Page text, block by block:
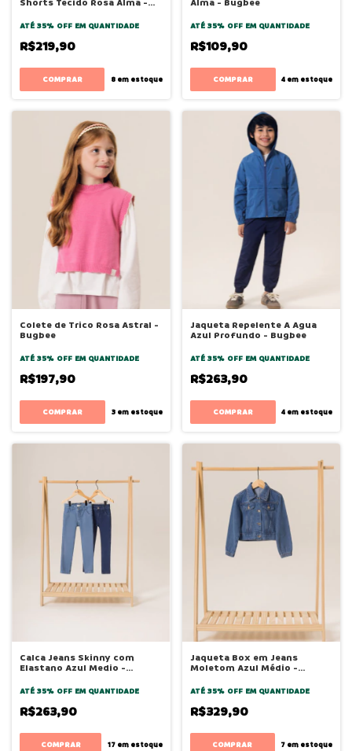
Shorts Tecido Rosa Alma -
ATÉ 35% OFF EM QUANTIDADE
R$219,90
COMPRAR 8em estoque
Alma - Bugbee
ATÉ 35% OFF EM QUANTIDADE
R$109,90
COMPRAR 4 em estoque
Colete de Trico Rosa Astral -
Bugbee
ATÉ 35% OFF EM QUANTIDADE
R$197,90
COMPRAR 3em estoque
Jaqueta Repelente A Agua
Azul Profundo - Bugbee
ATÉ 35% OFF EM QUANTIDADE
R$263,90
COMPRAR 4 em estoque
Calca Jeans Skinny com
Elastano Azul Medio -
ATÉ 35% OFF EM QUANTIDADE
R$263,90
COMPRAR 17em estoque
Jaqueta Box em Jeans
Moletom Azul Médio -
ATÉ 35% OFF EM QUANTIDADE
R$329,90
COMPRAR 7 em estoque